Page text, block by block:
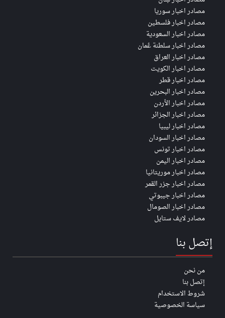
مصادر اخبار سوريا
مصادر اخبار فلسطين
مصادر اخبار السعودية
مصادر اخبار سلطنة عُمان
مصادر اخبار العراق
مصادر اخبار الكويت
مصادر اخبار قطر
مصادر اخبار البحرين
مصادر اخبار الأردن
مصادر اخبار الجزائر
مصادر اخبار ليبيا
مصادر اخبار السودان
مصادر اخبار تونس
مصادر اخبار اليمن
مصادر اخبار موريتانيا
مصادر اخبار جزر القمر
مصادر اخبار جيبوتي
مصادر اخبار الصومال
مصادر لايف ستايل
إتصل بنا
من نحن
إتصل بنا
شروط الاستخدام
سياسة الخصوصية